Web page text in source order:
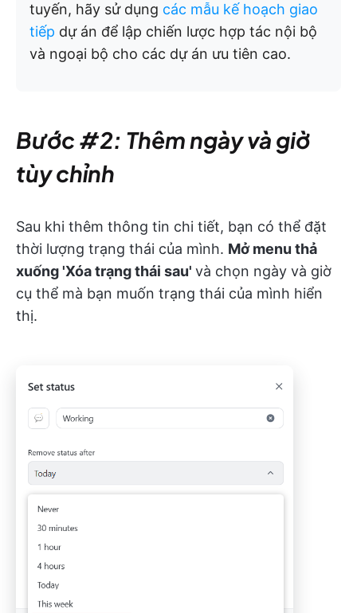
tuyến, hãy sử dụng các mẫu kế hoạch giao
tiếp dự án để lập chiến lược hợp tác nội bộ
và ngoại bộ cho các dự án ưu tiên cao.
Bước #2: Thêm ngày và giờ
tùy chỉnh
Sau khi thêm thông tin chi tiết, bạn có thể đặt
thời lượng trạng thái của mình. Mở menu thả
xuống 'Xóa trạng thái sau' và chọn ngày và giờ
cụ thể mà bạn muốn trạng thái của mình hiển
thị.